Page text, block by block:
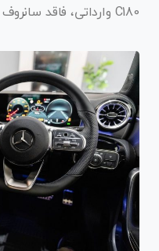
C180 وارداتی، فاقد سانروف خواهند بود.